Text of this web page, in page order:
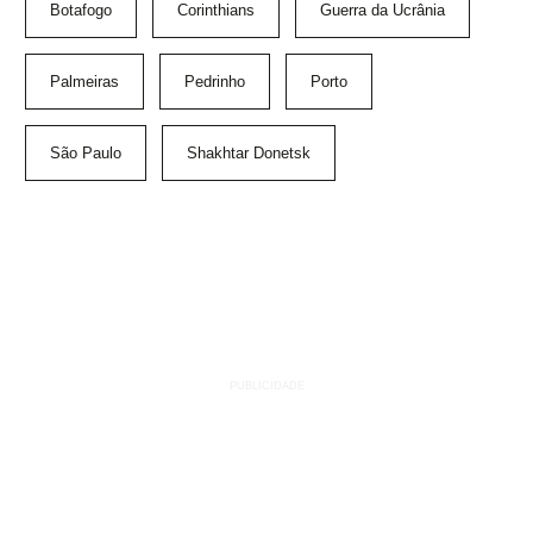
Botafogo Corinthians Guerra da Ucrânia
Palmeiras Pedrinho Porto
São Paulo Shakhtar Donetsk